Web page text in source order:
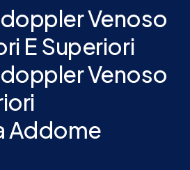
Venoso
E Superiori
Venoso
Addome